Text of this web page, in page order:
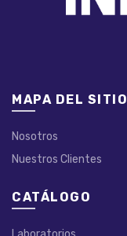
MAPA DEL SITIO
Nosotros
Nuestros Clientes
CATÁLOGO